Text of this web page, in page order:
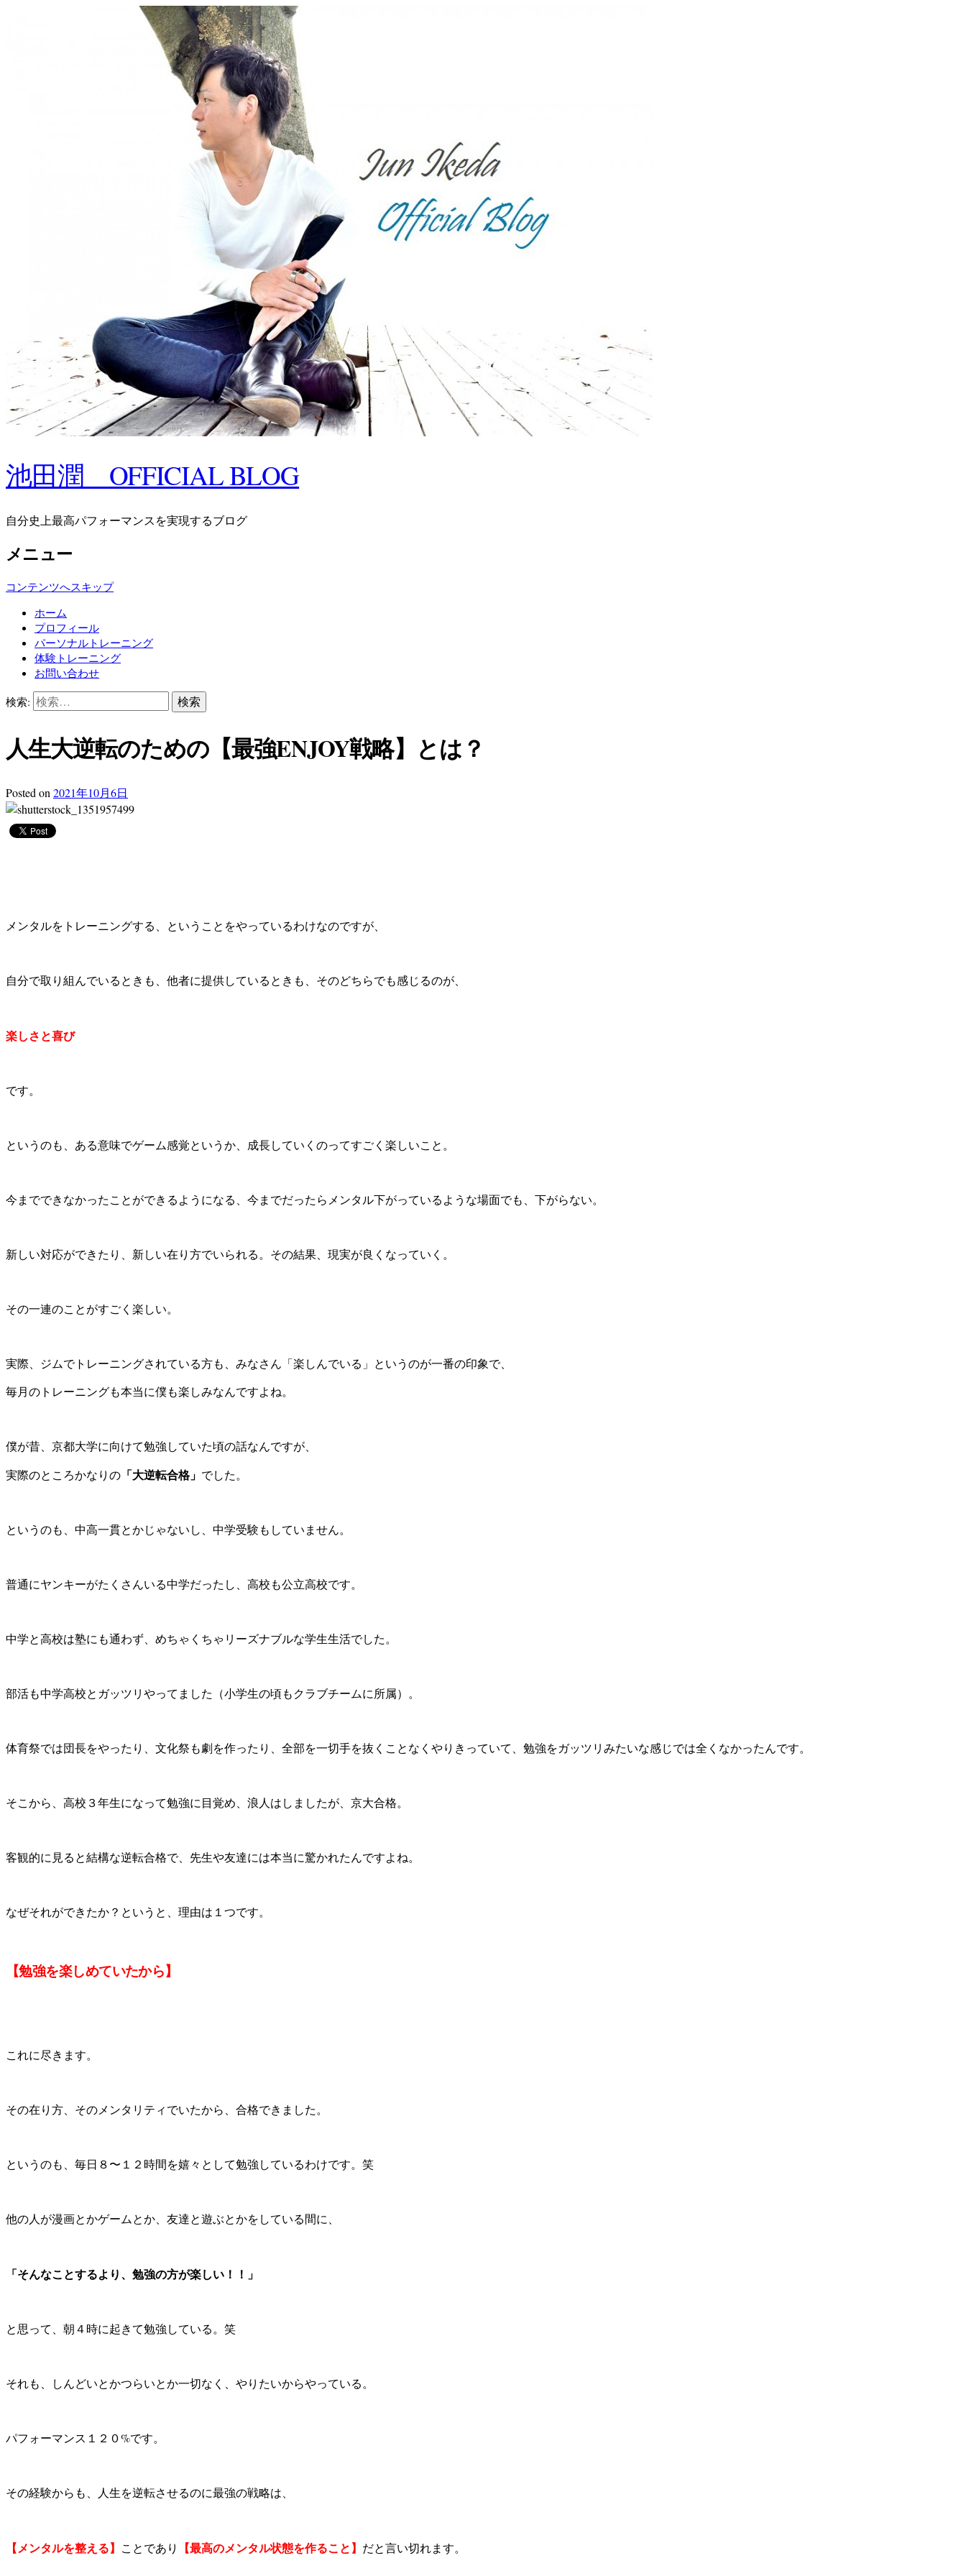
池田潤 OFFICIAL BLOG
自分史上最高パフォーマンスを実現するブログ
メニュー
コンテンツへスキップ
ホーム
プロフィール
パーソナルトレーニング
体験トレーニング
お問い合わせ
検索:
人生大逆転のための【最強ENJOY戦略】とは？
Posted on 2021年10月6日
メンタルをトレーニングする、ということをやっているわけなのですが、
自分で取り組んでいるときも、他者に提供しているときも、そのどちらでも感じるのが、
楽しさと喜び
です。
というのも、ある意味でゲーム感覚というか、成長していくのってすごく楽しいこと。
今までできなかったことができるようになる、今までだったらメンタル下がっているような場面でも、下がらない。
新しい対応ができたり、新しい在り方でいられる。その結果、現実が良くなっていく。
その一連のことがすごく楽しい。
実際、ジムでトレーニングされている方も、みなさん「楽しんでいる」というのが一番の印象で、
毎月のトレーニングも本当に僕も楽しみなんですよね。
僕が昔、京都大学に向けて勉強していた頃の話なんですが、
実際のところかなりの 「大逆転合格」 でした。
というのも、中高一貫とかじゃないし、中学受験もしていません。
普通にヤンキーがたくさんいる中学だったし、高校も公立高校です。
中学と高校は塾にも通わず、めちゃくちゃリーズナブルな学生生活でした。
部活も中学高校とガッツリやってました（小学生の頃もクラブチームに所属）。
体育祭では団長をやったり、文化祭も劇を作ったり、全部を一切手を抜くことなくやりきっていて、勉強をガッツリみたいな感じでは全くなかったんです。
そこから、高校３年生になって勉強に目覚め、浪人はしましたが、京大合格。
客観的に見ると結構な逆転合格で、先生や友達には本当に驚かれたんですよね。
なぜそれができたか？というと、理由は１つです。
【勉強を楽しめていたから】
これに尽きます。
その在り方、そのメンタリティでいたから、合格できました。
というのも、毎日８〜１２時間を嬉々として勉強しているわけです。笑
他の人が漫画とかゲームとか、友達と遊ぶとかをしている間に、
「そんなことするより、勉強の方が楽しい！！」
と思って、朝４時に起きて勉強している。笑
それも、しんどいとかつらいとか一切なく、やりたいからやっている。
パフォーマンス１２０%です。
その経験からも、人生を逆転させるのに最強の戦略は、
【メンタルを整える】 ことであり 【最高のメンタル状態を作ること】 だと言い切れます。